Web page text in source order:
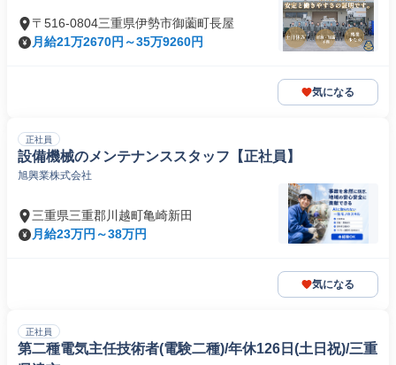
〒516-0804三重県伊勢市御薗町長屋
月給21万2670円～35万9260円
気になる
正社員
設備機械のメンテナンススタッフ【正社員】
旭興業株式会社
三重県三重郡川越町亀崎新田
月給23万円～38万円
気になる
正社員
第二種電気主任技術者(電験二種)/年休126日(土日祝)/三重